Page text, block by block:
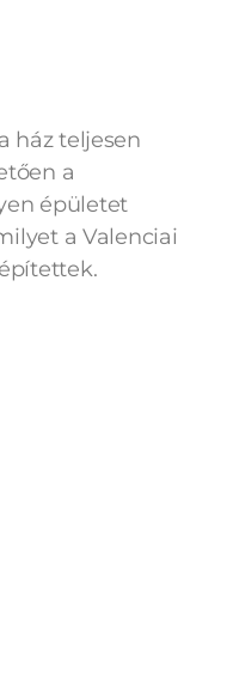
ház teljesen
a
épületet
a Valenciai